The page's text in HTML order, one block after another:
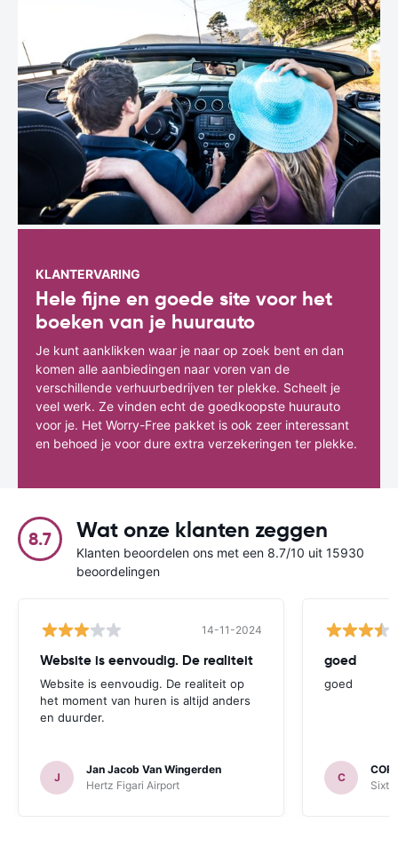
KLANTERVARING
Hele fijne en goede site voor het
boeken van je huurauto
Je kunt aanklikken waar je naar op zoek bent en dan
komen alle aanbiedingen naar voren van de
verschillende verhuurbedrijven ter plekke. Scheelt je
veel werk. Ze vinden echt de goedkoopste huurauto
voor je. Het Worry-Free pakket is ook zeer interessant
en behoed je voor dure extra verzekeringen ter plekke.
8.7 Wat onze klanten zeggen
Klanten beoordelen ons met een 8.7/10 uit 15930
beoordelingen
14-11-2024
Website is eenvoudig. De realiteit
Website is eenvoudig. De realiteit op
het moment van huren is altijd anders
en duurder.
J
Jan Jacob Van Wingerden
Hertz Figari Airport
goed
goed
C
Sixt